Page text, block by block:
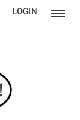
LOGIN